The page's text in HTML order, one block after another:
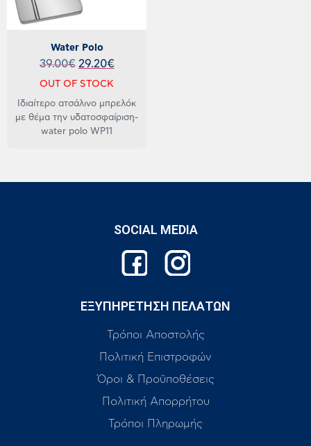
Water Polo
39.00€ 29.20€
OUT OF STOCK
Ιδιαίτερο ατσάλινο μπρελόκ
με θέμα την υδατοσφαίριση-
water polo WP11
SOCIAL MEDIA
ΕΞΥΠΗΡΕΤΗΣΗ ΠΕΛΑΤΩΝ
Τρόποι Αποστολής
Πολιτική Επιστροφών
Όροι & Προϋποθέσεις
Πολιτική Απορρήτου
Τρόποι Πληρωμής